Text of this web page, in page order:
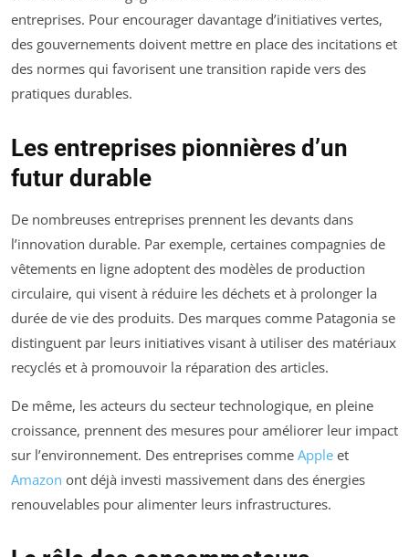
entreprises. Pour encourager davantage d’initiatives vertes,
des gouvernements doivent mettre en place des incitations et
des normes qui favorisent une transition rapide vers des
pratiques durables.
Les entreprises pionnières d’un
futur durable
De nombreuses entreprises prennent les devants dans
l’innovation durable. Par exemple, certaines compagnies de
vêtements en ligne adoptent des modèles de production
circulaire, qui visent à réduire les déchets et à prolonger la
durée de vie des produits. Des marques comme Patagonia se
distinguent par leurs initiatives visant à utiliser des matériaux
recyclés et à promouvoir la réparation des articles.
De même, les acteurs du secteur technologique, en pleine
croissance, prennent des mesures pour améliorer leur impact
sur l’environnement. Des entreprises comme Apple et
Amazon ont déjà investi massivement dans des énergies
renouvelables pour alimenter leurs infrastructures.